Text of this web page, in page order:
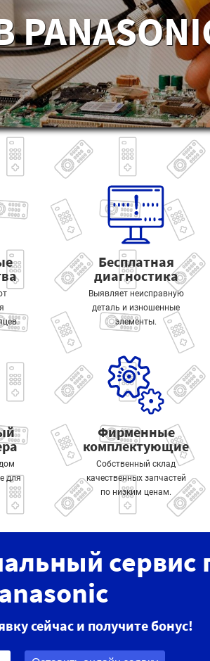
Бесплатная
диагностика
Выявляет неисправную
деталь и изношенные
элементы.
для
Фирменные
комплектующие
Собственный склад
качественных запчастей
по низким ценам.
сервис
сейчас и получите бонус!